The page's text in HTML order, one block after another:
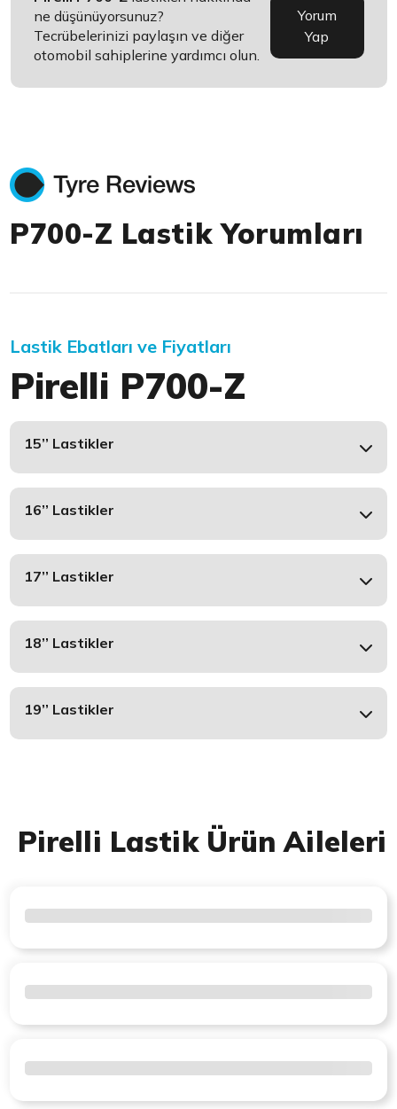
ne düşünüyorsunuz?
Tecrübelerinizi paylaşın ve diğer
otomobil sahiplerine yardımcı olun.
Yorum
Yap
P700-Z Lastik Yorumları
Lastik Ebatları ve Fiyatları
Pirelli P700-Z
15’’ Lastikler
16’’ Lastikler
17’’ Lastikler
18’’ Lastikler
19’’ Lastikler
Pirelli Lastik Ürün Aileleri